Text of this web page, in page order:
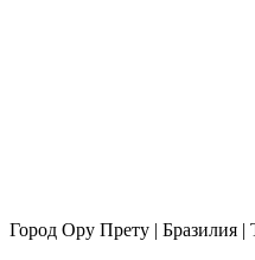
Город Ору Прету | Бразилия |